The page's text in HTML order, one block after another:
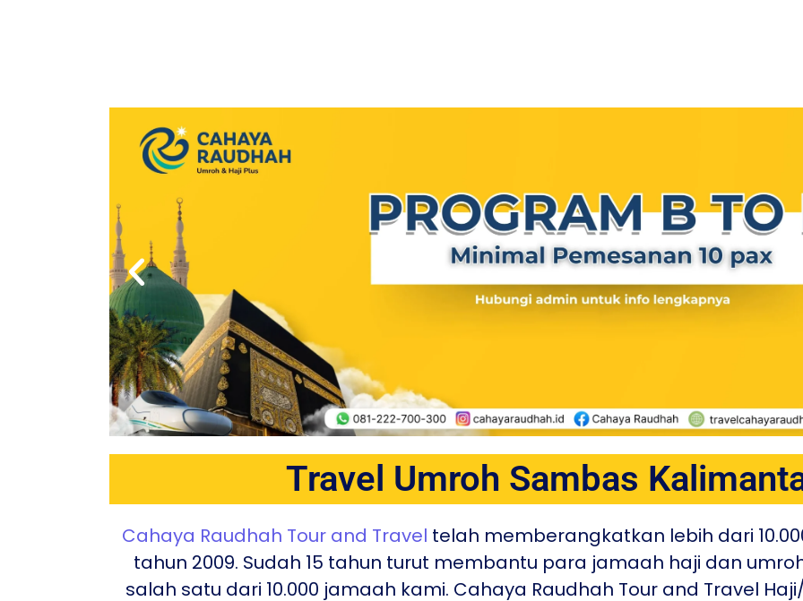
Travel Umroh Sambas
Cahaya Raudhah Tour and Travel telah memberangkatkan lebih dari
tahun 2009. Sudah 15 tahun turut membantu para jamaah haji dan
salah satu dari 10.000 jamaah kami. Cahaya Raudhah Tour and Travel